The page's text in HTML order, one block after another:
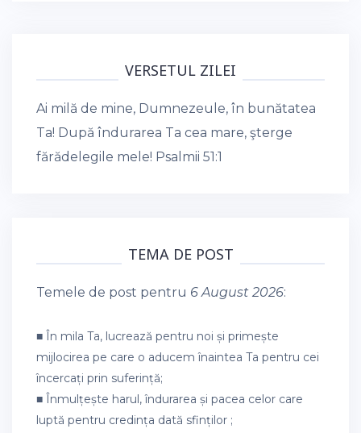
VERSETUL ZILEI
Ai milă de mine, Dumnezeule, în bunătatea
Ta! După îndurarea Ta cea mare, şterge
fărădelegile mele! Psalmii 51:1
TEMA DE POST
Temele de post pentru 6 August 2026:
■ În mila Ta, lucrează pentru noi și primește
mijlocirea pe care o aducem înaintea Ta pentru cei
încercați prin suferință;
■ Înmulțește harul, îndurarea și pacea celor care
luptă pentru credința dată sfinților ;